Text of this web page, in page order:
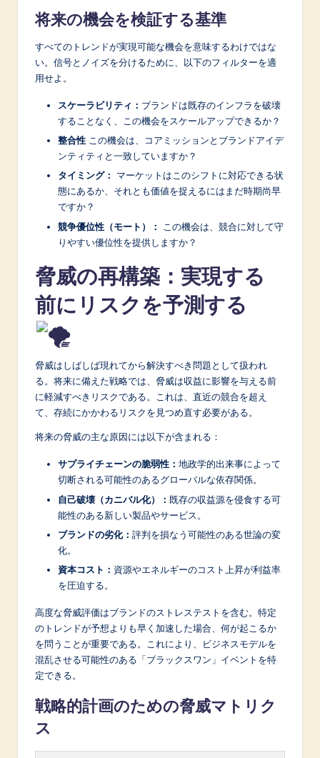
将来の機会を検証する基準
すべてのトレンドが実現可能な機会を意味するわけではな
い。信号とノイズを分けるために、以下のフィルターを適
用せよ。
スケーラビリティ： ブランドは既存のインフラを破壊
することなく、この機会をスケールアップできるか？
整合性 この機会は、コアミッションとブランドアイデ
ンティティと一致していますか？
タイミング：
マーケットはこのシフトに対応できる状
態にあるか、それとも価値を捉えるにはまだ時期尚早
ですか？
競争優位性（モート）：
この機会は、競合に対して守
りやすい優位性を提供しますか？
脅威の再構築：実現する
前にリスクを予測する
脅威はしばしば現れてから解決すべき問題として扱われ
る。将来に備えた戦略では、脅威は収益に影響を与える前
に軽減すべきリスクである。これは、直近の競合を超え
て、存続にかかわるリスクを見つめ直す必要がある。
将来の脅威の主な原因には以下が含まれる：
サプライチェーンの脆弱性： 地政学的出来事によって
切断される可能性のあるグローバルな依存関係。
自己破壊（カニバル化）： 既存の収益源を侵食する可
能性のある新しい製品やサービス。
ブランドの劣化： 評判を損なう可能性のある世論の変
化。
資本コスト： 資源やエネルギーのコスト上昇が利益率
を圧迫する。
高度な脅威評価はブランドのストレステストを含む。特定
のトレンドが予想よりも早く加速した場合、何が起こるか
を問うことが重要である。これにより、ビジネスモデルを
混乱させる可能性のある「ブラックスワン」イベントを特
定できる。
戦略的計画のための脅威マトリク
ス